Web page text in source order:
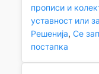
прописи и
уставност или
Решенија, Се
постапка